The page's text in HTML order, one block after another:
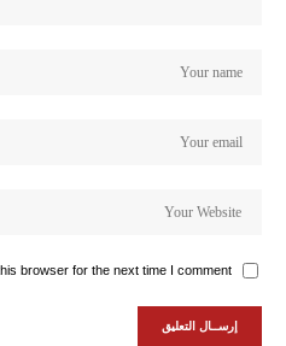
browser for the next time I comment.